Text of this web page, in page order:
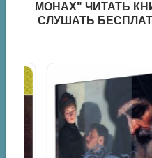
МОНАХ" ЧИТАТЬ
СЛУШАТЬ